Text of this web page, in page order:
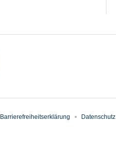
Barrierefreiheitserklärung Datenschutz